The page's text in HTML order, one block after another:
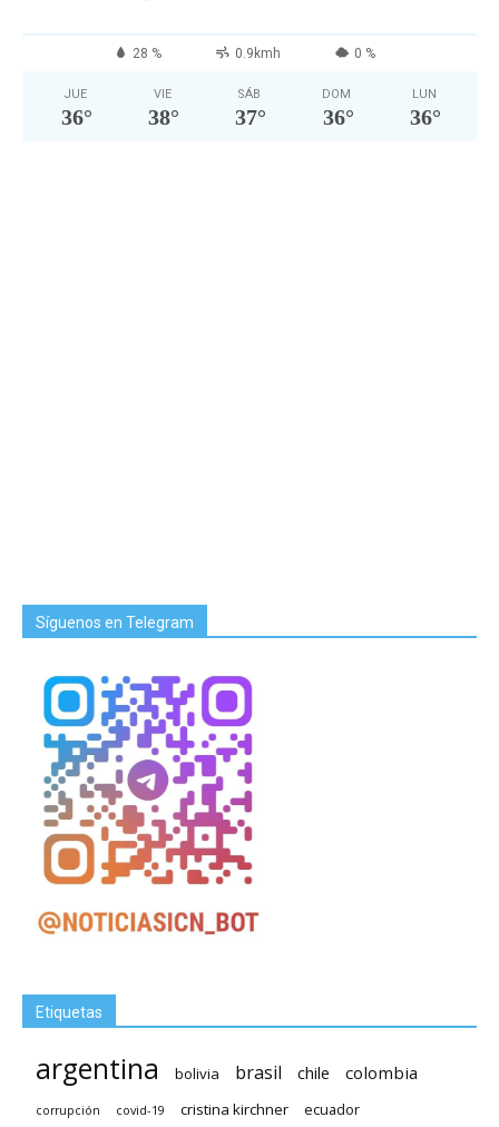
28 % 0.9kmh 0 %
JUE
36°
VIE
38°
SÁB
37°
DOM
36°
LUN
36°
Síguenos en Telegram
Etiquetas
argentina bolivia brasil chile colombia
corrupción covid-19 cristina kirchner ecuador